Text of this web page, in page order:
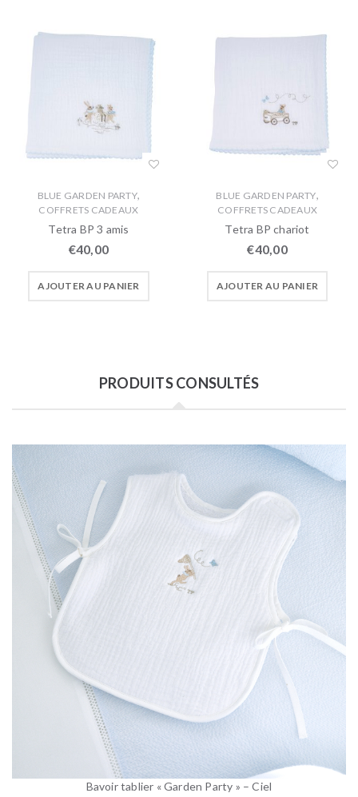
BLUE GARDEN PARTY,
COFFRETS CADEAUX
Tetra BP 3 amis
€40,00
AJOUTER AU PANIER
BLUE GARDEN PARTY,
COFFRETS CADEAUX
Tetra BP chariot
€40,00
AJOUTER AU PANIER
PRODUITS CONSULTÉS
Bavoir tablier « Garden Party » – Ciel